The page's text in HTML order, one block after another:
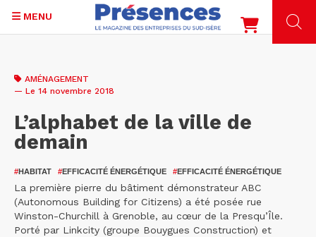
contenu
MENU
AMÉNAGEMENT
— Le 14 novembre 2018
L’alphabet de la ville de
demain
#HABITAT #EFFICACITÉ ÉNERGÉTIQUE #EFFICACITÉ ÉNERGÉTIQUE
La première pierre du bâtiment démonstrateur ABC
(Autonomous Building for Citizens) a été posée rue
Winston-Churchill à Grenoble, au cœur de la Presqu’Île.
Porté par Linkcity (groupe Bouygues Construction) et